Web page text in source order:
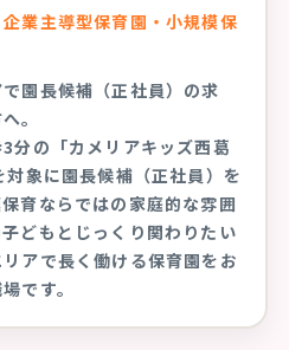
業主導型保育園・小規模保
園長候補（正社員）の求
。
分の「カメリアキッズ西葛
象に園長候補（正社員）を
育ならではの家庭的な雰囲
どもとじっくり関わりたい
アで長く働ける保育園をお
です。